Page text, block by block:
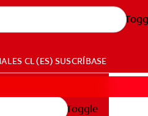
CL (ES) SUSCRÍBASE
Toggle